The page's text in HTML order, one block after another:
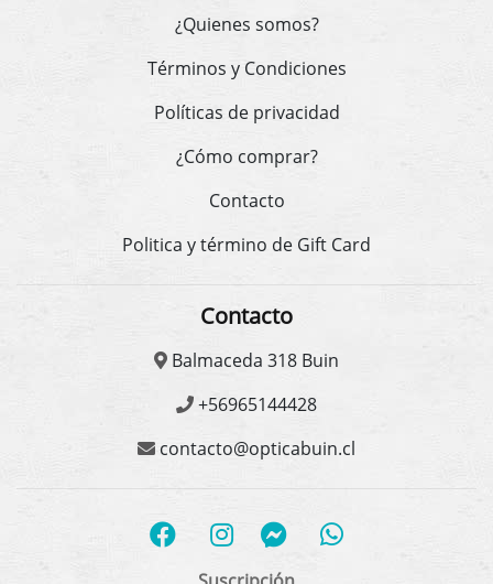
¿Quienes somos?
Términos y Condiciones
Políticas de privacidad
¿Cómo comprar?
Contacto
Politica y término de Gift Card
Contacto
Balmaceda 318 Buin
+56965144428
contacto@opticabuin.cl